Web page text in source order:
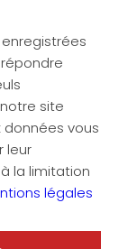
site
vous
leur
la limitation
légales